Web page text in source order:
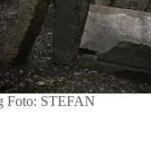
Foto: STEFAN